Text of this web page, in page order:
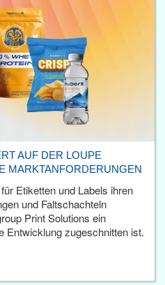
AUF DER LOUPE
MARKTANFORDERUNGEN
Etiketten und Labels ihren
und Faltschachteln
Print Solutions ein
Entwicklung zugeschnitten ist.